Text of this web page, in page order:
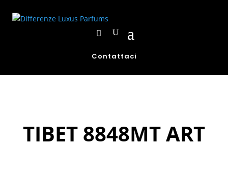
Contattaci
TIBET 8848MT ART